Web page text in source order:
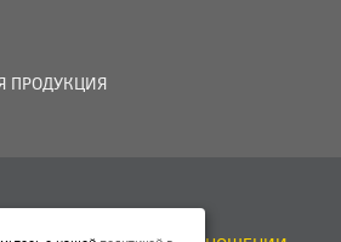
ПРОДУКЦИЯ